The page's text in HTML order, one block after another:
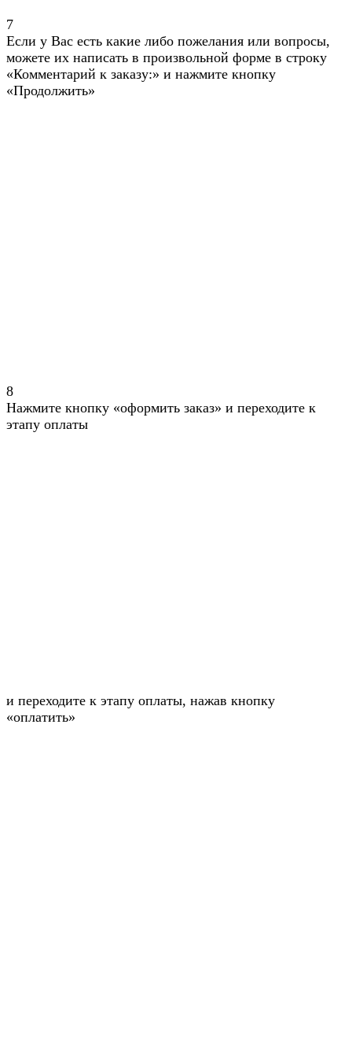
7
Если у Вас есть какие либо пожелания или вопросы,
можете их написать в произвольной форме в строку
«Комментарий к заказу:» и нажмите кнопку
«Продолжить»
8
Нажмите кнопку «оформить заказ» и переходите к
этапу оплаты
и переходите к этапу оплаты, нажав кнопку
«оплатить»